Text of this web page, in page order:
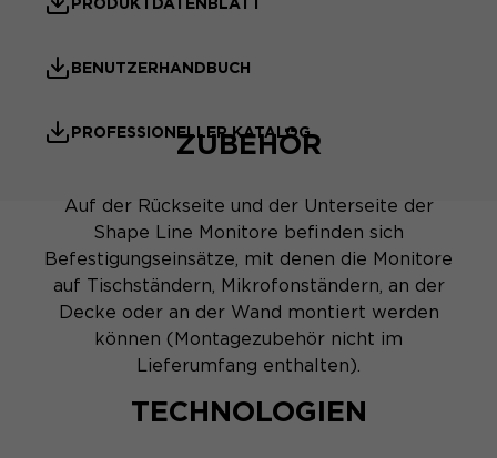
BENUTZERHANDBUCH
PROFESSIONELLER KATALOG
ZUBEHÖR
Auf der Rückseite und der Unterseite der
Shape Line Monitore befinden sich
Befestigungseinsätze, mit denen die Monitore
auf Tischständern, Mikrofonständern, an der
Decke oder an der Wand montiert werden
können (Montagezubehör nicht im
Lieferumfang enthalten).
TECHNOLOGIEN